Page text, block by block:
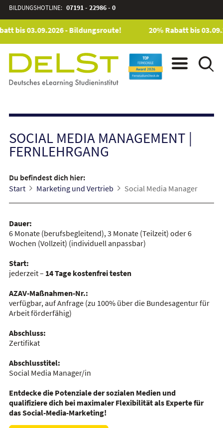
BILDUNGSHOTLINE: 07191 - 22986 - 0
bis 03.09.2026 - Bildungsroute! 20% Rabatt bis
SOCIAL MEDIA MANAGEMENT |
FERNLEHRGANG
Du befindest dich hier:
Start
Marketing und Vertrieb Social Media Manager
Dauer:
6 Monate (berufsbegleitend), 3 Monate (Teilzeit) oder 6
Wochen (Vollzeit) (individuell anpassbar)
Start:
jederzeit – 14 Tage kostenfrei testen
AZAV-Maßnahmen-Nr.:
verfügbar, auf Anfrage(zu 100% über die Bundesagentur für
Arbeit förderfähig)
Abschluss:
Zertifikat
Abschlusstitel:
Social Media Manager/in
Entdecke die Potenziale der sozialen Medien und
qualifiziere dich bei maximaler Flexibilität als Experte für
das Social-Media-Marketing!